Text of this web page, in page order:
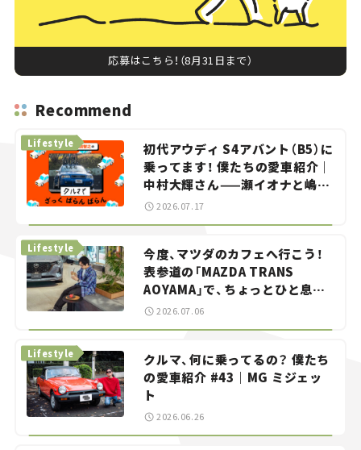
応募はこちら！（8月31日まで）
Recommend
初代アウディ S4アバント（B5）に
乗ってます！ 僕たちの愛車紹介｜
中村大輝さん——瀬イオナと嶋田
智之の「クルマでざっくばらんば
Lifestyle
2026.07.17
今度、マツダのカフェへ行こう！
表参道の「MAZDA TRANS
AOYAMA」で、ちょっとひと息。
——連載｜CCGとクルマでどうす
る？＜第13回＞
Lifestyle
2026.07.06
クルマ、何に乗ってるの？ 僕たち
の愛車紹介 #43｜MG ミジェッ
ト
Lifestyle
2026.06.26